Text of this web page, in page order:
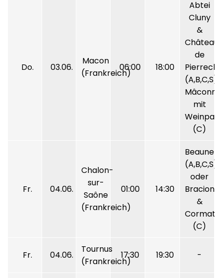
Do. 03.06.
Macon
(Frankreich)
06:00 18:00
Abtei
Cluny
&
Château
de
(A,B,C,S)
mit
Weinpark
(C)
Fr. 04.06.
Chalon-
sur-
Saône
(Frankreich)
01:00 14:30
Beaune
(A,B,C,S)
oder
Bracion
&
Cormatin
(C)
Fr. 04.06.
Tournus
(Frankreich)
17:30 19:30 -